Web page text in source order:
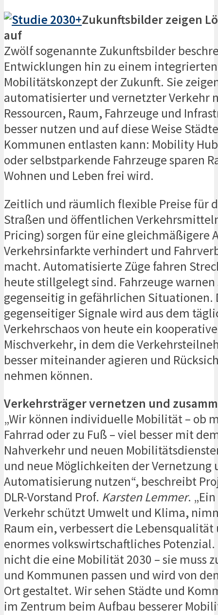
Zukunftsbilder zeigen
auf
Zwölf sogenannte Zukunftsbilder
Entwicklungen hin zu einem integrierten
Mobilitätskonzept der Zukunft. Sie
automatisierter und vernetzter Verkehr
Ressourcen, Raum, Fahrzeuge und
besser nutzen und auf diese Weise
Kommunen entlasten kann: Mobility
oder selbstparkende Fahrzeuge sparen
Wohnen und Leben frei wird.
Zeitlich und räumlich flexible Preise für
Straßen und öffentlichen
Pricing) sorgen für eine gleichmäßigere
Verkehrsinfarkte verhindert und
macht. Automatisierte Züge fahren
heute stillgelegt sind. Fahrzeuge warnen
gegenseitig in gefährlichen Situationen.
gegenseitiger Signale wird aus dem
Verkehrschaos von heute ein
Mischverkehr, in dem die
besser miteinander agieren und
nehmen können.
Verkehrsträger vernetzen und
„Wir können individuelle Mobilität – ob
Fahrrad oder zu Fuß – viel besser mit
Nahverkehr und neuen
und neue Möglichkeiten der Vernetzung
Automatisierung nutzen“, beschreibt
DLR-Vorstand Prof. Karsten Lemmer.
Verkehr schützt Umwelt und Klima,
Raum ein, verbessert die
enormes volkswirtschaftliches Potenzial.
nicht die eine Mobilität 2030 – sie muss
und Kommunen passen und wird von
Ort gestaltet. Wir sehen Städte und
im Zentrum beim Aufbau besserer